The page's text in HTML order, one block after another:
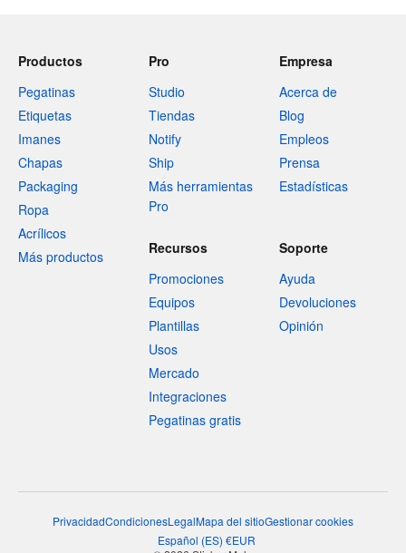
Productos
Pegatinas
Etiquetas
Imanes
Chapas
Packaging
Ropa
Acrílicos
Más productos
Pro
Studio
Tiendas
Notify
Ship
Más herramientas
Pro
Empresa
Acerca de
Blog
Empleos
Prensa
Estadísticas
Recursos
Promociones
Equipos
Plantillas
Usos
Mercado
Integraciones
Pegatinas gratis
Soporte
Ayuda
Devoluciones
Opinión
PrivacidadCondicionesLegalMapa del sitioGestionar cookies
Español (ES) €EUR